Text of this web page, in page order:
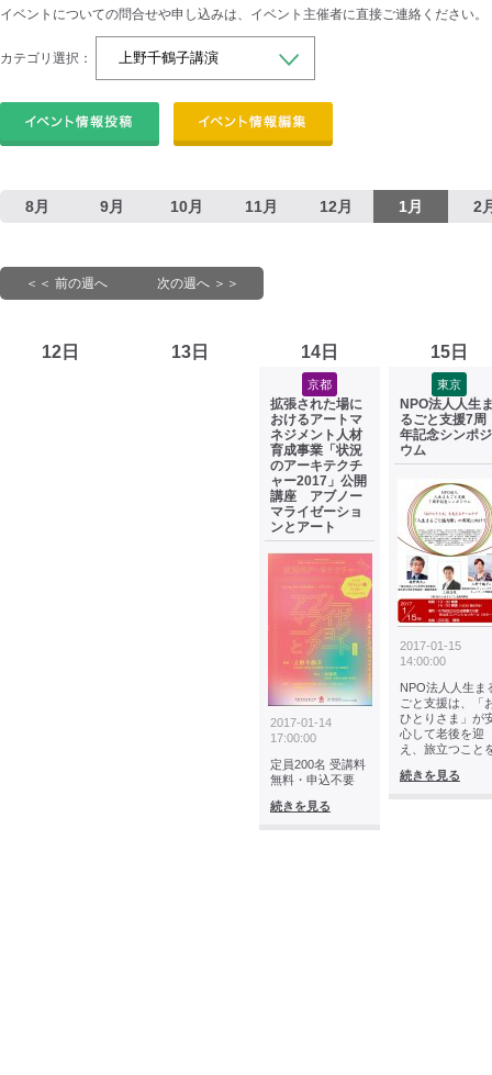
イベントについての問合せや申し込みは、イベント主催者に直接ご連絡ください。
カテゴリ選択：
8月 9月 10月 11月 12月 1月 2
＜＜ 前の週へ 次の週へ ＞＞
12日 13日 14日
京都
拡張された場に
おけるアートマ
ネジメント人材
育成事業「状況
のアーキテクチ
ャー2017」公開
講座 アブノー
マライゼーショ
ンとアート
2017-01-14
17:00:00
定員200名 受講料
無料・申込不要
続きを見る
15日
東京
NPO法人人生
るごと支援7周
年記念シンポジ
ウム
2017-01-15
14:00:00
NPO法人人生ま
ごと支援は、「
ひとりさま」が
心して老後を迎
え、旅立つこと
続きを見る